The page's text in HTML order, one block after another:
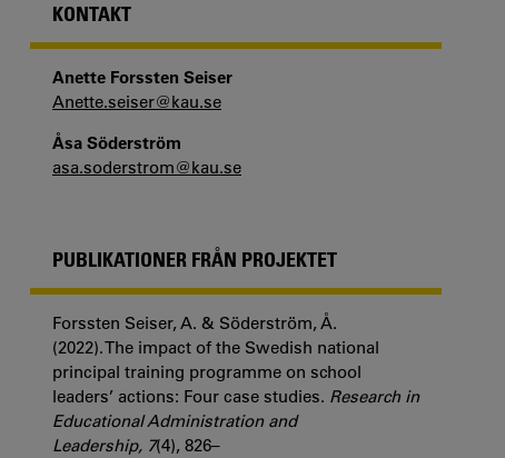
KONTAKT
Anette Forssten Seiser
Anette.seiser@kau.se
Åsa Söderström
asa.soderstrom@kau.se
PUBLIKATIONER FRÅN PROJEKTET
Forssten Seiser, A. & Söderström, Å.
(2022). The impact of the Swedish national
principal training programme on school
leaders’ actions: Four case studies. Research in
Educational Administration and
Leadership, 7(4), 826–